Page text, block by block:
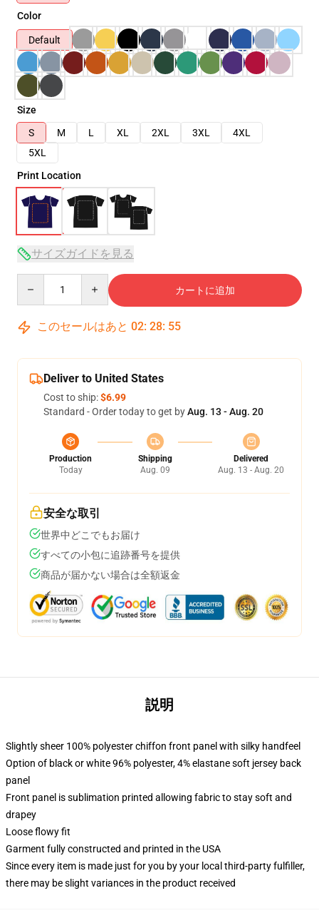
Color
Default
Size
S
M L XL 2XL 3XL
4XL
5XL
Print Location
サイズガイドを見る
カートに追加
このセールはあと 02: 28: 54
Deliver to United States
Cost to ship:$6.99
Standard - Order today to get byAug. 13 - Aug. 20
Production
Today
Shipping
Aug. 09
Delivered
Aug. 13 - Aug. 20
安全な取引
世界中どこでもお届け
すべての小包に追跡番号を提供
商品が届かない場合は全額返金
説明
Slightly sheer 100% polyester chiffon front panel with silky handfeel
Option of black or white 96% polyester, 4% elastane soft jersey back
panel
Front panel is sublimation printed allowing fabric to stay soft and
drapey
Loose flowy fit
Garment fully constructed and printed in the USA
Since every item is made just for you by your local third-party fulfiller,
there may be slight variances in the product received